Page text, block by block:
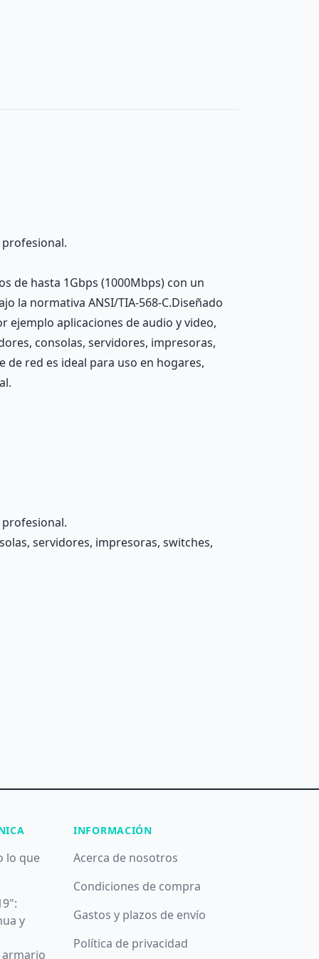
de hasta 1Gbps (1000Mbps) con un
la normativa ANSI/TIA-568-C.Diseñado
ejemplo aplicaciones de audio y video,
consolas, servidores, impresoras,
de red es ideal para uso en hogares,
servidores, impresoras, switches,
lo que
y
armario
INFORMACIÓN
Acerca de nosotros
Condiciones de compra
Gastos y plazos de envío
Política de privacidad